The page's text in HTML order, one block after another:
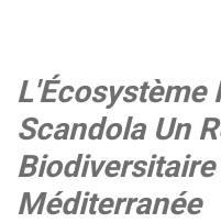
L'Écosystème
Scandola Un
Biodiversitaire
Méditerranée